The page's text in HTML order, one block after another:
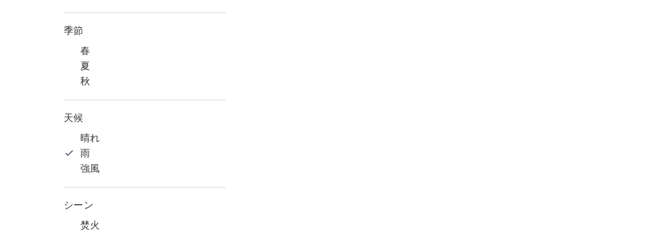
季節
春
夏
秋
天候
晴れ
雨
強風
シーン
焚火